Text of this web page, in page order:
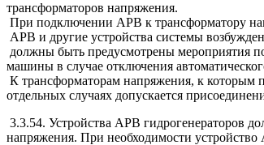
трансформаторов напряжения.
При подключении АРВ к трансформатору
АРВ и другие устройства системы
должны быть предусмотрены мероприятия
машины в случае отключения
К трансформаторам напряжения, к которым
отдельных случаях допускается
3.3.54. Устройства АРВ гидрогенераторов
напряжения. При необходимости